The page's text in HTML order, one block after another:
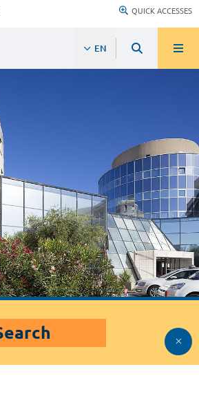
QUICK ACCESSES
EN